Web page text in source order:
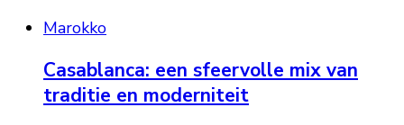
Marokko
Casablanca: een sfeervolle mix van
traditie en moderniteit